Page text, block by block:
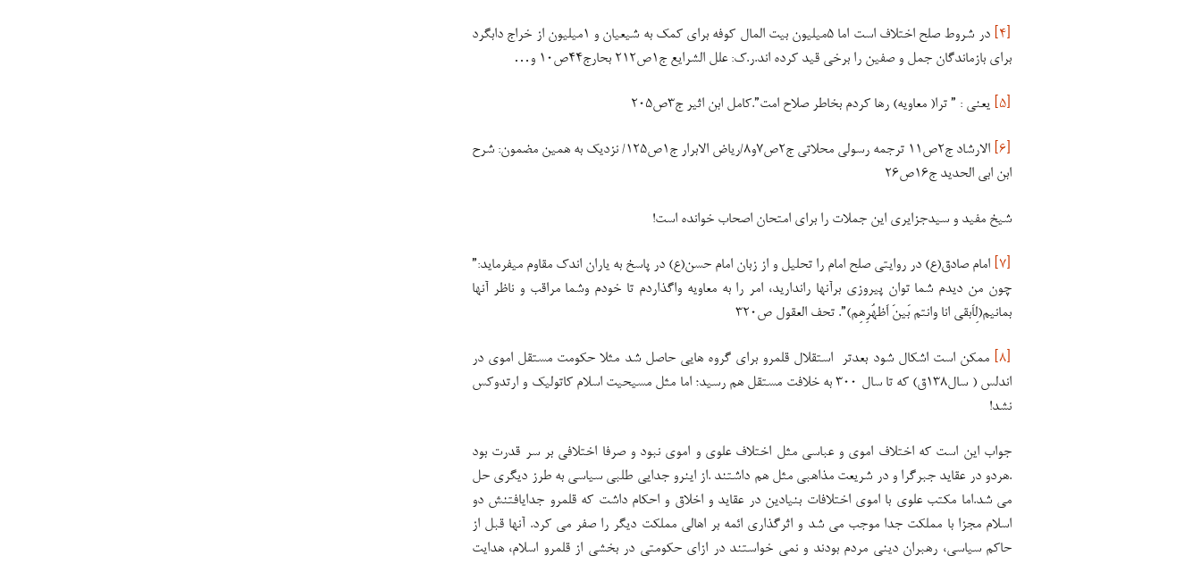
[۴]
در شروط صلح اختلاف است اما ۵میلیون بیت المال کوفه برای کمک به شیعیان و ۱میلیون از خراج دابگرد
برای بازماندگان جمل و صفین را برخی قید کرده اند.ر.ک: علل الشرایع ج۱ص۲۱۲ بحارج۴۴ص۱۰ و…
[۵] یعنی : ” ترا( معاویه) رها کردم بخاطر صلاح امت”.کامل ابن اثیر ج۳ص۲۰۵
[۶]
الارشاد ج۲ص۱۱ ترجمه رسولی محلاتی ج۲ص۷و۸/ریاض الابرار ج۱ص۱۲۵/ نزدیک به همین مضمون: شرح
ابن ابی الحدید ج۱۶ص۲۶
شیخ مفید و سیدجزایری این جملات را برای امتحان اصحاب خوانده است!
[۷]
امام صادق(ع) در روایتی صلح امام را تحلیل و از زبان امام حسن(ع) در پاسخ به یاران اندک مقاوم میفرماید:”
چون من دیدم شما توان پیروزی برآنها راندارید، امر را به معاویه واگذاردم تا خودم وشما مراقب و ناظر آنها
بمانیم(لِاَبقی انا وانتم بَینَ اَظهُرِهِم)”. تحف العقول ص۳۲۰
[۸]
ممکن است اشکال شود بعدتر استقلال قلمرو برای گروه هایی حاصل شد مثلا حکومت مستقل اموی در
اندلس ( سال۱۳۸ق) که تا سال ۳۰۰ به خلافت مستقل هم رسید؛ اما مثل مسیحیت اسلام کاتولیک و ارتدوکس
نشد!
جواب این است که اختلاف اموی و عباسی مثل اختلاف علوی و اموی نبود و صرفا اختلافی بر سر قدرت بود
.هردو در عقاید جبرگرا و در شریعت مذاهبی مثل هم داشتند .از اینرو جدایی طلبی سیاسی به طرز دیگری حل
می شد.اما مکتب علوی با اموی اختلافات بنیادین در عقاید و اخلاق و احکام داشت که قلمرو جدایافتنش دو
اسلام مجزا با مملکت جدا موجب می شد و اثرگذاری ائمه بر اهالی مملکت دیگر را صفر می کرد. آنها قبل از
حاکم سیاسی، رهبران دینی مردم بودند و نمی خواستند در ازای حکومتی در بخشی از قلمرو اسلام، هدایت